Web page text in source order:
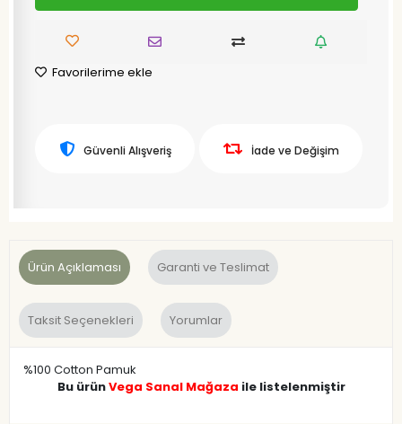
Favorilerime ekle
Güvenli Alışveriş İade ve Değişim
Ürün Açıklaması Garanti ve Teslimat
Taksit Seçenekleri Yorumlar
%100 Cotton Pamuk
Bu ürünVega Sanal Mağaza ile listelenmiştir